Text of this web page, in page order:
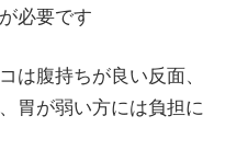
必要です
は腹持ちが良い反面、
胃が弱い方には負担に